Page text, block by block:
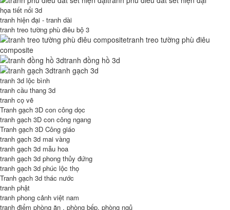
họa tiết nổi 3d
tranh hiện đại - tranh dài
tranh treo tường phù điêu bộ 3
tranh treo tường phù điêu
composite
tranh đồng hồ 3d
tranh gạch 3d
tranh 3d lộc bình
tranh cầu thang 3d
tranh cọ vẽ
Tranh gạch 3D con công dọc
tranh gạch 3D con công ngang
Tranh gạch 3D Công giáo
tranh gạch 3d mai vàng
tranh gạch 3d mẫu hoa
tranh gạch 3d phong thủy đứng
tranh gạch 3d phúc lộc thọ
Tranh gạch 3d thác nước
tranh phật
tranh phong cảnh việt nam
tranh điểm phòng ăn , phòng bếp, phòng ngủ